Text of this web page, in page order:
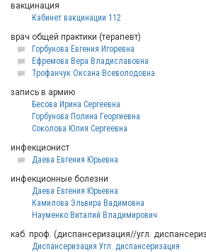
вакцинация
Кабинет вакцинации 112
врач общей практики (терапевт)
Горбунова Евгения Игоревна
Ефремова Вера Владиславовна
Трофанчук Оксана Всеволодовна
запись в армию
Бесова Ирина Сергеевна
Горбунова Полина Георгиевна
Соколова Юлия Сергеевна
инфекционист
Даева Евгения Юрьевна
инфекционные болезни
Даева Евгения Юрьевна
Камилова Эльвира Вадимовна
Науменко Виталий Владимирович
каб. проф. (диспансеризация//угл.
Диспансеризация Угл. диспансеризация